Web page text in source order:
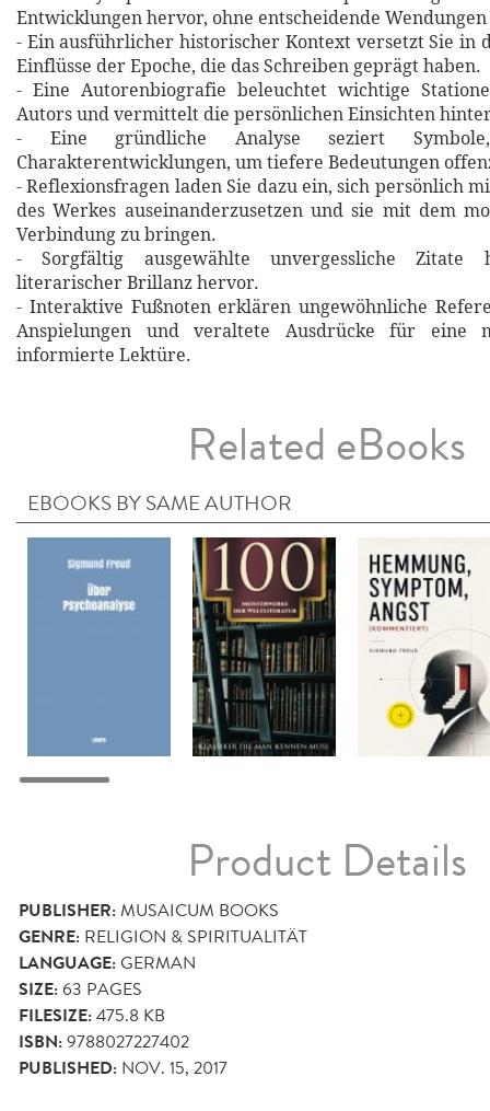
Entwicklungen hervor, ohne entscheidende
- Ein ausführlicher historischer Kontext versetzt Sie in
Einflüsse der Epoche, die das Schreiben geprägt haben.
- Eine Autorenbiografie beleuchtet wichtige
Autors und vermittelt die persönlichen Einsichten
- Eine gründliche Analyse seziert
Charakterentwicklungen, um tiefere Bedeutungen
- Reflexionsfragen laden Sie dazu ein, sich persönlich
des Werkes auseinanderzusetzen und sie mit dem
Verbindung zu bringen.
- Sorgfältig ausgewählte unvergessliche Zitate
literarischer Brillanz hervor.
- Interaktive Fußnoten erklären ungewöhnliche
Anspielungen und veraltete Ausdrücke für eine
informierte Lektüre.
Related eBooks
EBOOKS BY SAME AUTHOR
Product Details
PUBLISHER:MUSAICUM BOOKS
GENRE: RELIGION & SPIRITUALITÄT
LANGUAGE:GERMAN
SIZE:63 PAGES
FILESIZE:475.8 KB
ISBN:9788027227402
PUBLISHED: NOV. 15, 2017